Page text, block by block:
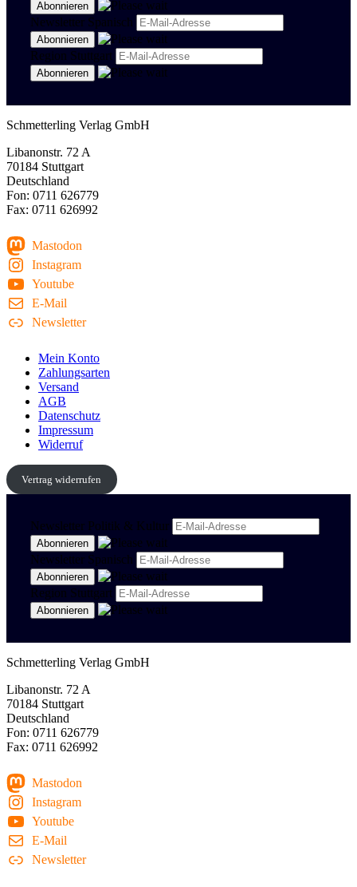
Newsletter Spanisch
Region Stuttgart
Schmetterling Verlag GmbH
Libanonstr. 72 A
70184 Stuttgart
Deutschland
Fon: 0711 626779
Fax: 0711 626992
Mastodon
Instagram
Youtube
E-Mail
Newsletter
Mein Konto
Zahlungsarten
Versand
AGB
Datenschutz
Impressum
Widerruf
Vertrag widerrufen
Newsletter Politik & Kultur
Newsletter Spanisch
Region Stuttgart
Schmetterling Verlag GmbH
Libanonstr. 72 A
70184 Stuttgart
Deutschland
Fon: 0711 626779
Fax: 0711 626992
Mastodon
Instagram
Youtube
E-Mail
Newsletter